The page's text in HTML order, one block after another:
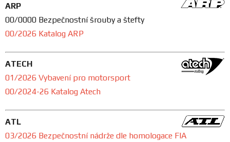
Doprava
Blog
Ceníky
a
Prodejny
ARP
00/0000 Bezpečnostní šrouby a štefty
00/2026 Katalog ARP
ATECH
01/2026 Vybavení pro motorsport
00/2024-26 Katalog Atech
ATL
03/2026 Bezpečnostní nádrže dle homologace FIA